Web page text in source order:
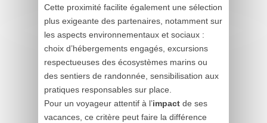
Cette proximité facilite également une sélection
plus exigeante des partenaires, notamment sur
les aspects environnementaux et sociaux :
choix d’hébergements engagés, excursions
respectueuses des écosystèmes marins ou
des sentiers de randonnée, sensibilisation aux
pratiques responsables sur place.
Pour un voyageur attentif à l’impact de ses
vacances, ce critère peut faire la différence